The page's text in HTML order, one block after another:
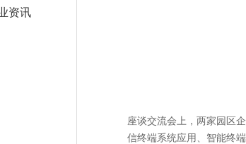
资讯
座谈交流会上，两家园区
信终端系统应用、智能终